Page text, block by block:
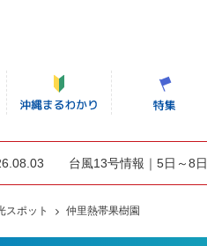
台風13号情報｜5日～8
スポット 仲里熱帯果樹園